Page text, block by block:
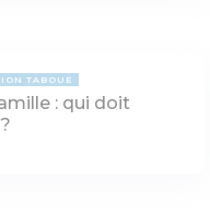
TABOUE
: qui doit